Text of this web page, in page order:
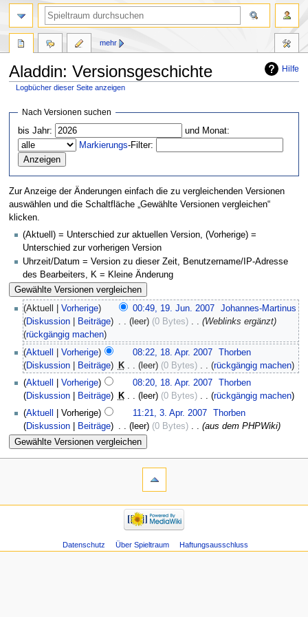
Hilfe
Aladdin: Versionsgeschichte
Logbücher dieser Seite anzeigen
springen
springen
Nach Versionen suchen
bis Jahr:
und Monat:
Markierungs-Filter:
Zur Anzeige der Änderungen einfach die zu vergleichenden Versionen
auswählen und die Schaltfläche „Gewählte Versionen vergleichen“
klicken.
(Aktuell) = Unterschied zur aktuellen Version, (Vorherige) =
Unterschied zur vorherigen Version
Uhrzeit/Datum = Version zu dieser Zeit, Benutzername/IP-Adresse
des Bearbeiters, K = Kleine Änderung
Aktuell Vorherige 00:49, 19. Jun. 2007
Johannes-Martinus
Diskussion
Beiträge leer 0 Bytes ‎
Weblinks ergänzt
rückgängig machen
Aktuell
Vorherige 08:22, 18. Apr. 2007
Thorben
Diskussion
Beiträge K leer 0 Bytes ‎
rückgängig machen
Aktuell
Vorherige 08:20, 18. Apr. 2007
Thorben
Diskussion
Beiträge K leer 0 Bytes ‎
rückgängig machen
Aktuell
Vorherige 11:21, 3. Apr. 2007
Thorben
Diskussion
Beiträge leer 0 Bytes ‎ aus dem PHPWiki
mehr
Datenschutz Über Spieltraum Haftungsausschluss